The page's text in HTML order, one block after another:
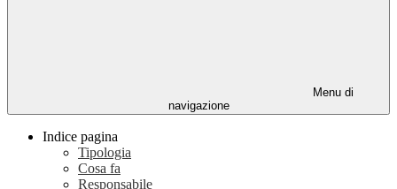
Menu di
navigazione
Indice pagina
Tipologia
Cosa fa
Responsabile